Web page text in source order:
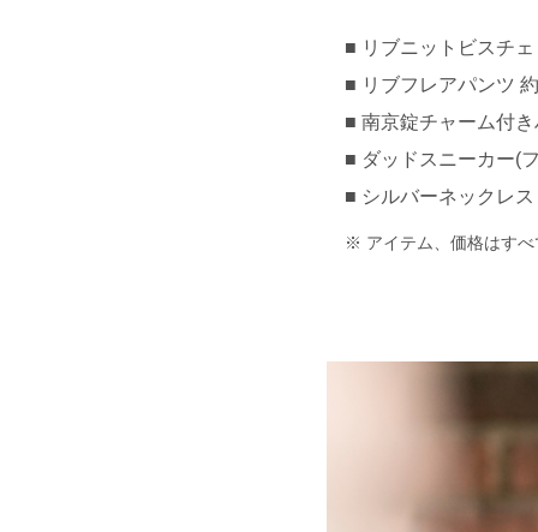
リブニットビスチ
リブフレアパンツ
南京錠チャーム付
ダッドスニーカー(
シルバーネックレ
アイテム、価格はす